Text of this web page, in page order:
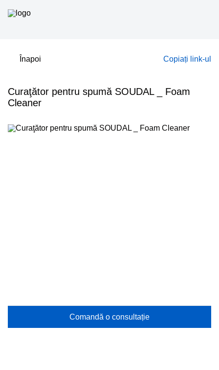
Înapoi Copiați link-ul
Curaţător pentru spumă SOUDAL _ Foam
Cleaner
Comandă o consultație